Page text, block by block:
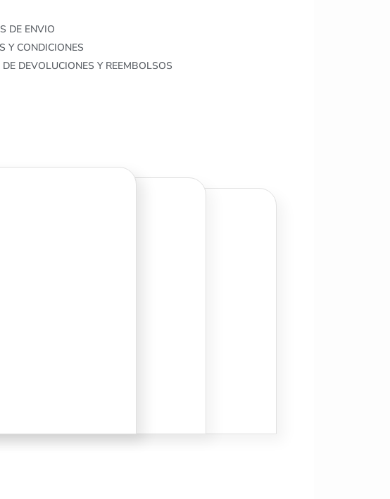
DE ENVIO
Y CONDICIONES
DEVOLUCIONES Y REEMBOLSOS